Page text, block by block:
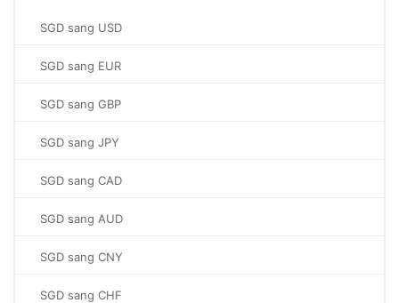
SGD sang USD
SGD sang EUR
SGD sang GBP
SGD sang JPY
SGD sang CAD
SGD sang AUD
SGD sang CNY
SGD sang CHF